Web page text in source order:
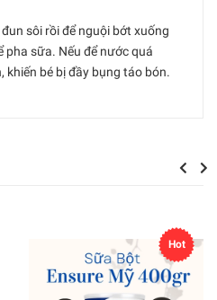
sôi rồi để nguội bớt xuống
pha sữa. Nếu để nước quá
khiến bé bị đầy bụng táo bón.
Previous
Hot
Next